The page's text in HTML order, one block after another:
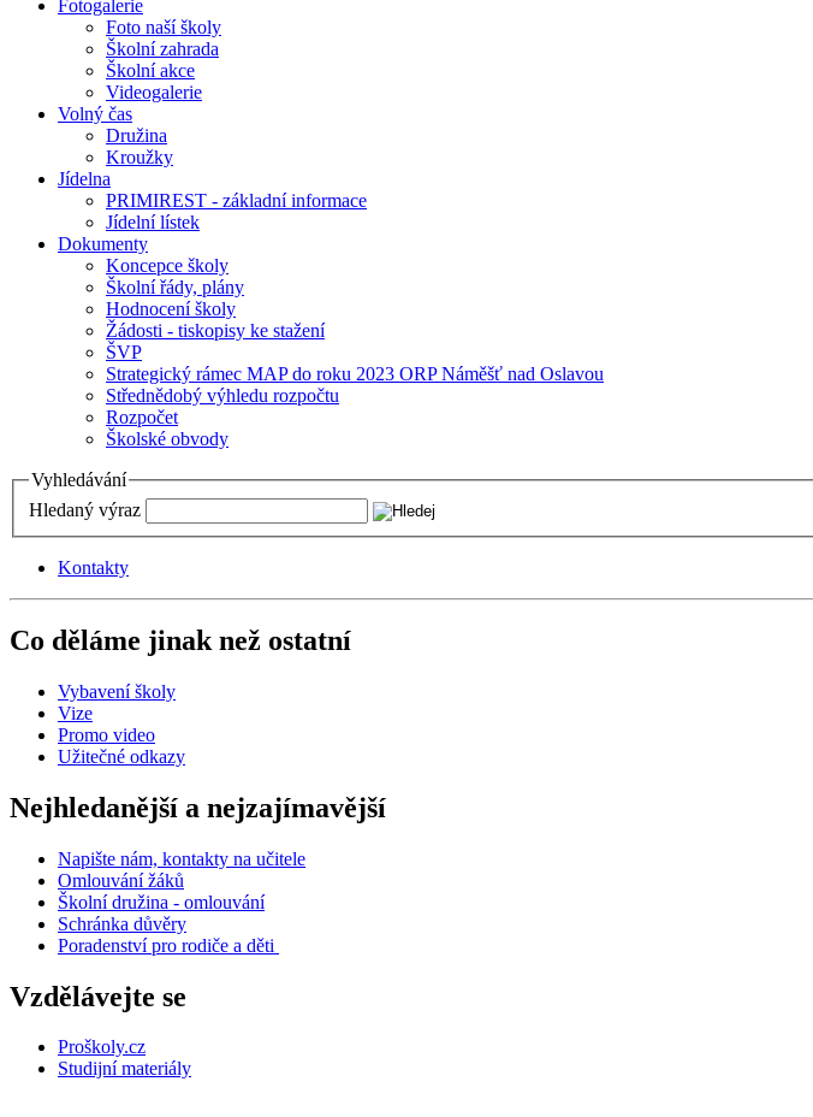
Fotogalerie
Foto naší školy
Školní zahrada
Školní akce
Videogalerie
Volný čas
Družina
Kroužky
Jídelna
PRIMIREST - základní informace
Jídelní lístek
Dokumenty
Koncepce školy
Školní řády, plány
Hodnocení školy
Žádosti - tiskopisy ke stažení
ŠVP
Strategický rámec MAP do roku 2023 ORP Náměšť nad Oslavou
Střednědobý výhledu rozpočtu
Rozpočet
Školské obvody
Vyhledávání
Hledaný výraz
Kontakty
Co děláme jinak než ostatní
Vybavení školy
Vize
Promo video
Užitečné odkazy
Nejhledanější a nejzajímavější
Napište nám, kontakty na učitele
Omlouvání žáků
Školní družina - omlouvání
Schránka důvěry
Poradenství pro rodiče a děti
Vzdělávejte se
Proškoly.cz
Studijní materiály